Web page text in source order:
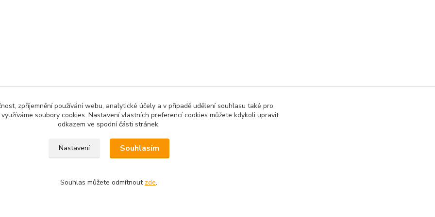
v kategoriích
vystavit kupujícímu účtenku. Zároveň je povinen zaevidovat přijatou tržbu u správce daně online; v případě
zpříjemnění používání webu, analytické účely a v případě udělení souhlasu také pro
soubory cookies. Nastavení vlastních preferencí cookies můžete kdykoli upravit
odkazem ve spodní části stránek.
Nastavení Souhlasím
Souhlas můžete odmítnout zde.